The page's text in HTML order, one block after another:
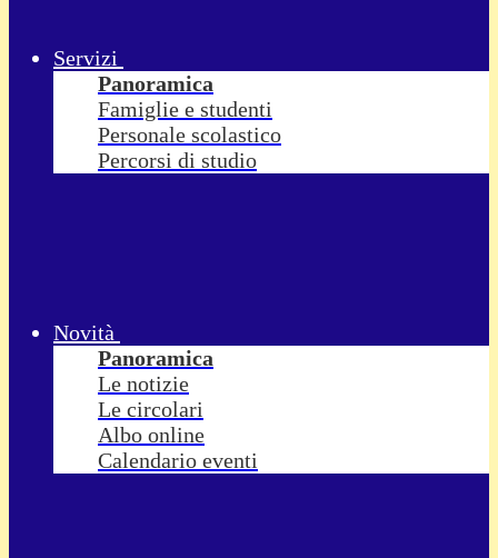
Servizi
Panoramica
Famiglie e studenti
Personale scolastico
Percorsi di studio
Novità
Panoramica
Le notizie
Le circolari
Albo online
Calendario eventi